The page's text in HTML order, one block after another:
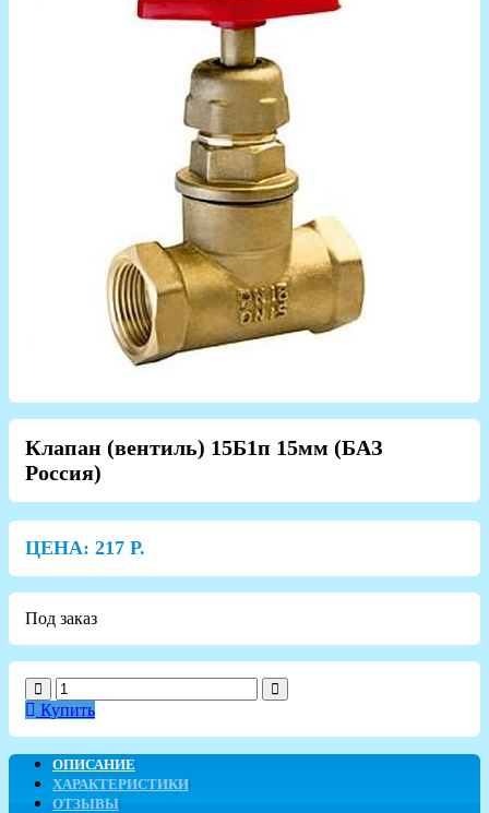
Клапан (вентиль) 15Б1п 15мм (БАЗ
Россия)
ЦЕНА: 217 Р.
Под заказ
Купить
ОПИСАНИЕ
ХАРАКТЕРИСТИКИ
ОТЗЫВЫ